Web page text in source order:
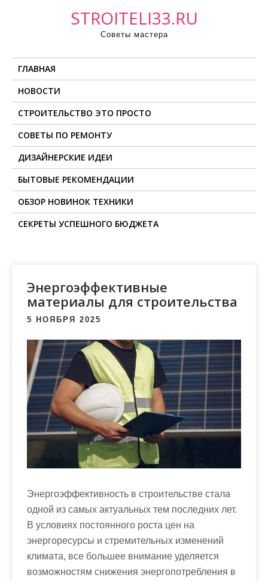
STROITELI33.RU
Советы мастера
ГЛАВНАЯ
НОВОСТИ
СТРОИТЕЛЬСТВО ЭТО ПРОСТО
СОВЕТЫ ПО РЕМОНТУ
ДИЗАЙНЕРСКИЕ ИДЕИ
БЫТОВЫЕ РЕКОМЕНДАЦИИ
ОБЗОР НОВИНОК ТЕХНИКИ
СЕКРЕТЫ УСПЕШНОГО БЮДЖЕТА
Энергоэффективные
материалы для строительства
5 НОЯБРЯ 2025
Энергоэффективность в строительстве стала
одной из самых актуальных тем последних лет.
В условиях постоянного роста цен на
энергоресурсы и стремительных изменений
климата, все большее внимание уделяется
возможностям снижения энергопотребления в